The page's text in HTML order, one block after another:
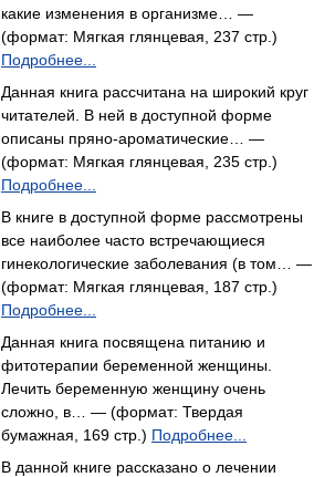
какие изменения в организме… —
(формат: Мягкая глянцевая, 237 стр.)
Подробнее...
Данная книга рассчитана на широкий круг
читателей. В ней в доступной форме
описаны пряно-ароматические… —
(формат: Мягкая глянцевая, 235 стр.)
Подробнее...
В книге в доступной форме рассмотрены
все наиболее часто встречающиеся
гинекологические заболевания (в том… —
(формат: Мягкая глянцевая, 187 стр.)
Подробнее...
Данная книга посвящена питанию и
фитотерапии беременной женщины.
Лечить беременную женщину очень
сложно, в… — (формат: Твердая
бумажная, 169 стр.) Подробнее...
В данной книге рассказано о лечении